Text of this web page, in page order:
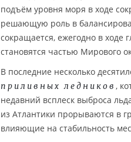
подъём уровня моря в ходе
решающую роль в
сокращается, ежегодно в ходе
становятся частью Мирового
В последние несколько
приливных ледников ,
недавний всплеск выброса
из Атлантики прорываются в
влияющие на стабильность